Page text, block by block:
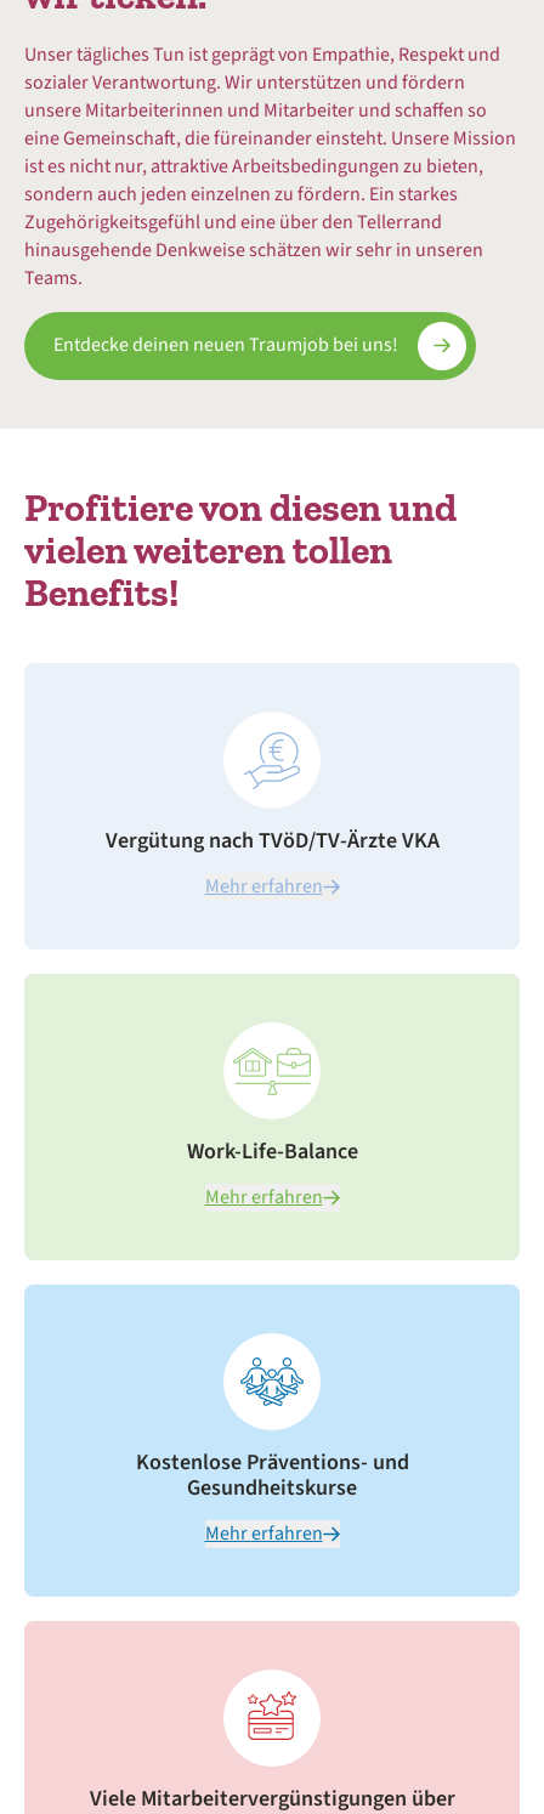
Unser tägliches Tun ist geprägt von Empathie, Respekt und
sozialer Verantwortung. Wir unterstützen und fördern
unsere Mitarbeiterinnen und Mitarbeiter und schaffen so
eine Gemeinschaft, die füreinander einsteht. Unsere Mission
ist es nicht nur, attraktive Arbeitsbedingungen zu bieten,
sondern auch jeden einzelnen zu fördern. Ein starkes
Zugehörigkeitsgefühl und eine über den Tellerrand
hinausgehende Denkweise schätzen wir sehr in unseren
Teams.
Entdecke deinen neuen Traumjob bei uns!
Profitiere von diesen und
vielen weiteren tollen
Benefits!
Vergütung nach TVöD/TV-Ärzte VKA
Mehr erfahren
Work-Life-Balance
Mehr erfahren
Kostenlose Präventions- und
Gesundheitskurse
Mehr erfahren
Viele Mitarbeitervergünstigungen über